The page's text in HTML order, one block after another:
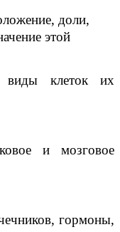
доли,
этой
виды клеток их
и мозговое
гормоны,